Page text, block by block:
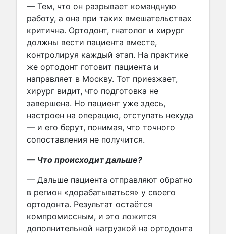
— Тем, что он разрывает командную
работу, а она при таких вмешательствах
критична. Ортодонт, гнатолог и хирург
должны вести пациента вместе,
контролируя каждый этап. На практике
же ортодонт готовит пациента и
направляет в Москву. Тот приезжает,
хирург видит, что подготовка не
завершена. Но пациент уже здесь,
настроен на операцию, отступать некуда
— и его берут, понимая, что точного
сопоставления не получится.
—Что происходит дальше?
— Дальше пациента отправляют обратно
в регион «дорабатываться» у своего
ортодонта. Результат остаётся
компромиссным, и это ложится
дополнительной нагрузкой на ортодонта